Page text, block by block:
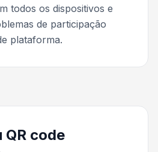
todos os dispositivos e
de participação
plataforma.
QR code